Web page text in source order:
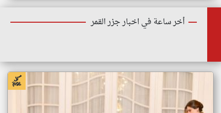
أخر ساعة في اخبار جزر القمر